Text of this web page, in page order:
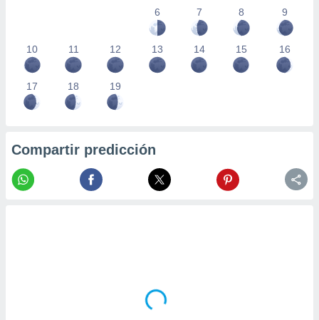
6
7 8 9
10 11 12 13 14 15 16
17 18 19
Compartir predicción